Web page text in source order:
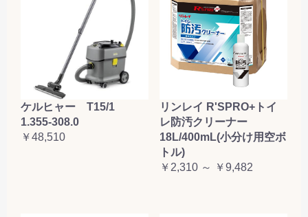
ケルヒャー T15/1
1.355-308.0
￥48,510
リンレイ R'SPRO+トイ
レ防汚クリーナー
18L/400mL(小分け用空ボ
トル)
￥2,310 ～ ￥9,482